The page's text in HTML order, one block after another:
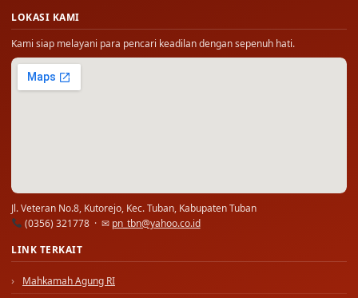
LOKASI KAMI
Kami siap melayani para pencari keadilan dengan sepenuh hati.
Jl. Veteran No.8, Kutorejo, Kec. Tuban, Kabupaten Tuban
(0356) 321778 · ✉ pn_tbn@yahoo.co.id
LINK TERKAIT
Mahkamah Agung RI